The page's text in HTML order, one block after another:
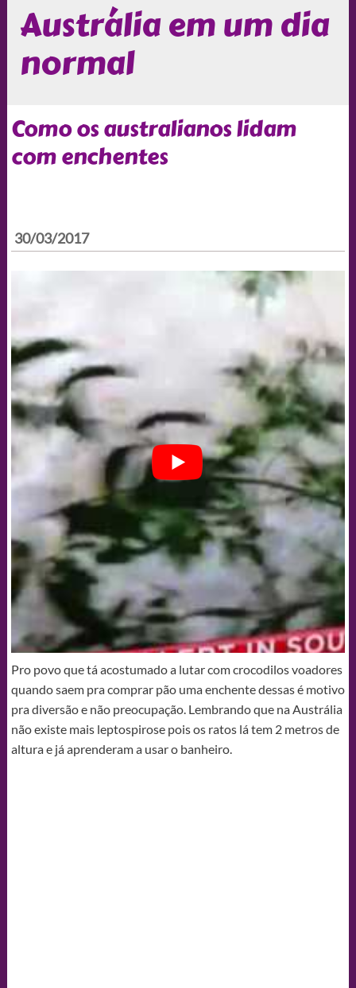
Austrália em um dia
normal
Como os australianos lidam
com enchentes
30/03/2017
Pro povo que tá acostumado a lutar com crocodilos voadores
quando saem pra comprar pão uma enchente dessas é motivo
pra diversão e não preocupação. Lembrando que na Austrália
não existe mais leptospirose pois os ratos lá tem 2 metros de
altura e já aprenderam a usar o banheiro.